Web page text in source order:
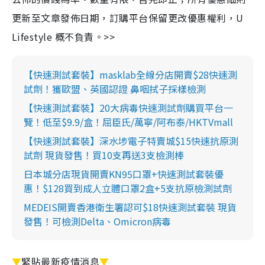
更新至文章發佈日期，訂購平台保留更改優惠權利，U
Lifestyle 概不負責。>>
【快速測試套裝】masklab全線分店開賣$28快速測
試劑！獲歐盟、英國認證 鼻咽拭子採樣檢測
【快速測試套裝】20大病毒快速測試劑購買平台一
覽！低至$9.9/盒！屈臣氏/萬寧/阿布泰/HKTVmall
【快速測試套裝】深水埗電子特賣城$15快速抗原測
試劑 現貨發售！買10支再送3支檢測棒
日本城分店現貨開賣KN95口罩+快速測試套裝優
惠！$128買到成人立體口罩2盒+5支抗原檢測試劑
MEDEIS開賣香港衛生署認可$18快速測試套裝 現貨
發售！可檢測Delta、Omicron病毒
▼緊貼最新疫情消息▼